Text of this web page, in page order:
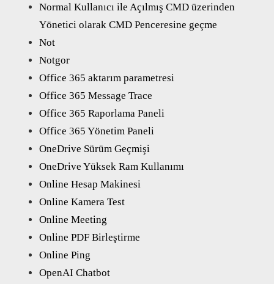
Normal Kullanıcı ile Açılmış CMD üzerinden
Yönetici olarak CMD Penceresine geçme
Not
Notgor
Office 365 aktarım parametresi
Office 365 Message Trace
Office 365 Raporlama Paneli
Office 365 Yönetim Paneli
OneDrive Sürüm Geçmişi
OneDrive Yüksek Ram Kullanımı
Online Hesap Makinesi
Online Kamera Test
Online Meeting
Online PDF Birleştirme
Online Ping
OpenAI Chatbot